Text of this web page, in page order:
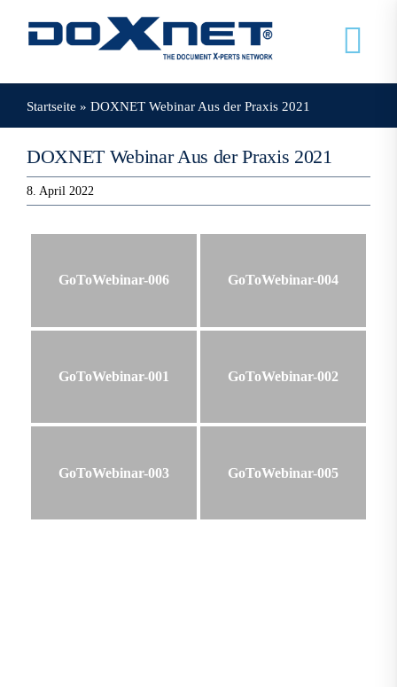
Inhalt
Veranstaltungen
Startseite » DOXNET Webinar Aus der Praxis 2021
DOXNET Webinar Aus der Praxis 2021
8. April 2022
GoToWebinar-006 GoToWebinar-004
GoToWebinar-001 GoToWebinar-002
GoToWebinar-003 GoToWebinar-005